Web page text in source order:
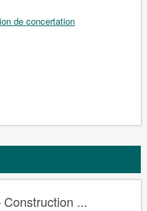
de concertation
...